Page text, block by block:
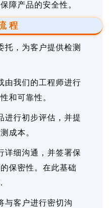
障产品的安全性。
程
托，为客户提供检测
由我们的工程师进行
和可靠性。
进行初步评估，并提
成本。
详细沟通，并签署保
保密性。在此基础
与客户进行密切沟